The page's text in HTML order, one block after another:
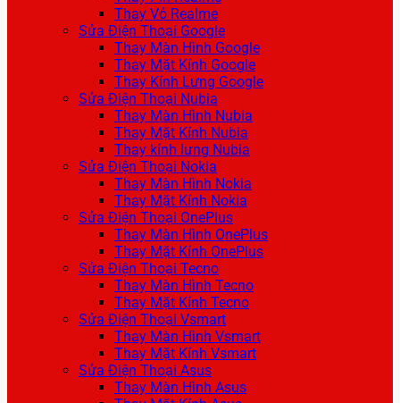
Thay Vỏ Realme
Sửa Điện Thoại Google
Thay Màn Hình Google
Thay Mặt Kính Google
Thay Kính Lưng Google
Sửa Điện Thoại Nubia
Thay Màn Hình Nubia
Thay Mặt Kính Nubia
Thay kính lưng Nubia
Sửa Điện Thoại Nokia
Thay Màn Hình Nokia
Thay Mặt Kính Nokia
Sửa Điện Thoại OnePlus
Thay Màn Hình OnePlus
Thay Mặt Kính OnePlus
Sửa Điện Thoại Tecno
Thay Màn Hình Tecno
Thay Mặt Kính Tecno
Sửa Điện Thoại Vsmart
Thay Màn Hình Vsmart
Thay Mặt Kính Vsmart
Sửa Điện Thoại Asus
Thay Màn Hình Asus